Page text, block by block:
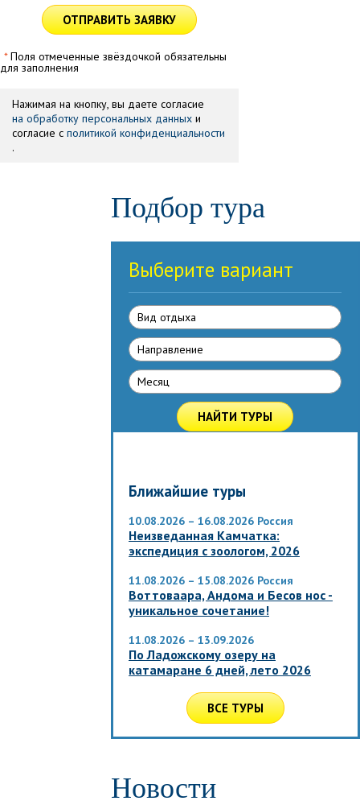
ОТПРАВИТЬ ЗАЯВКУ
*Поля отмеченные звёздочкой обязательны
для заполнения
Нажимая на кнопку, вы даете согласие
на обработку персональных данных и
согласие с политикой конфиденциальности
.
Подбор тура
Выберите вариант
Вид отдыха
Направлениe
Месяц
НАЙТИ ТУРЫ
Ближайшие туры
10.08.2026 – 16.08.2026 Россия
Неизведанная Камчатка:
экспедиция с зоологом, 2026
11.08.2026 – 15.08.2026 Россия
Воттоваара, Андома и Бесов нос -
уникальное сочетание!
11.08.2026 – 13.09.2026
По Ладожскому озеру на
катамаране 6 дней, лето 2026
ВСЕ ТУРЫ
Новости